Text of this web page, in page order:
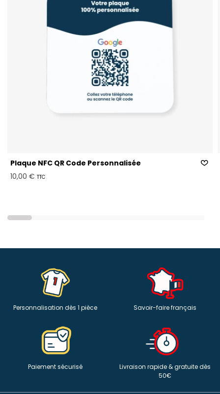
Plaque NFC QR Code Personnalisé​e
10,00 € TTC
Personnalisation dès 1 pièce Savoir-faire français
Paiement sécurisé
Livraison rapide & gratuite dès
50€